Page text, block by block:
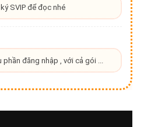
SVIP để đọc nhé
đăng nhập , với cả gói ...